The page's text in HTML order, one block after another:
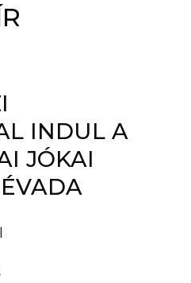
INDUL A
JÓKAI